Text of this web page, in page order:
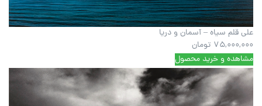
علی قلم سیاه – آسمان و دریا
75,000,000 تومان
مشاهده و خرید محصول